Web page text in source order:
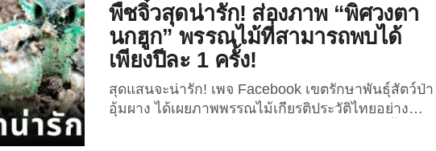
มาบนโลกออนไลน์ของประเทศญี่ปุ่น หลังเจ้าตัวได้ไป
ออกรายการเรียลลิตี้โชว์ “Abema Prime” พร้อมเปิดเผย
ว่าเขาเลือกที่จะเป็น “คนข้ามวัย” จากที่อายุจริง ๆ ของ
เขาคือ...
พืชจิ๋วสุดน่ารัก! ส่องภาพ “พิศวงตา
นกฮูก” พรรณไม้ที่สามารถพบได้
เพียงปีละ 1 ครั้ง!
สุดแสนจะน่ารัก! เพจ Facebook เขตรักษาพันธุ์สัตว์ป่า
อุ้มผาง ได้เผยภาพพรรณไม้เกียรติประวัติไทยอย่าง